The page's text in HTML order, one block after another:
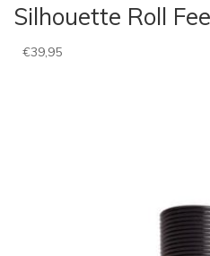
Silhouette Roll
€39,95